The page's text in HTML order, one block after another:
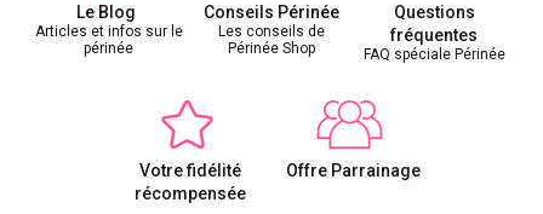
Le Blog
Articles et infos sur le
périnée
Conseils Périnée
Les conseils de
Périnée Shop
Questions
fréquentes
FAQ spéciale Périnée
Votre fidélité
récompensée
Offre Parrainage